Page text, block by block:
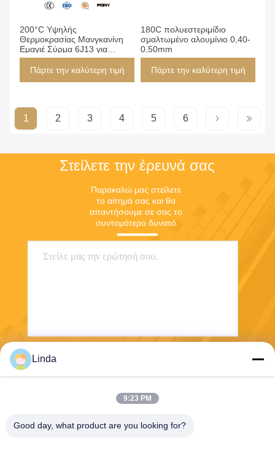
200°C Υψηλής
Θερμοκρασίας Μανγκανίνη
Εμαγιέ Σύρμα 6J13 για
Αντιστάσεις
Πάρτε την καλύτερη τιμή
180C πολυεστεριμίδιο
σμαλτωμένο αλουμίνιο 0,40-
0,50mm
Πάρτε την καλύτερη τιμή
1 2 3 4 5 6
Στείλετε την έρευνά σας
Παρακαλώ μας στείλετε
το αίτημά σας και θα
απαντήσουμε σε σας το
συντομότερο δυνατό.
Linda
9:23 PM
Good day, what product are you looking for?